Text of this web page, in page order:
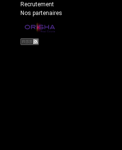
Recrutement
Nos partenaires